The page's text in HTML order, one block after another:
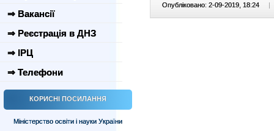
⇒ Вакансії
⇒ Реєстрація в ДНЗ
⇒ ІРЦ
⇒ Телефони
КОРИСНІ ПОСИЛАННЯ
Міністерство освіти і науки України
Опубліковано: 2-09-2019, 18:24 |